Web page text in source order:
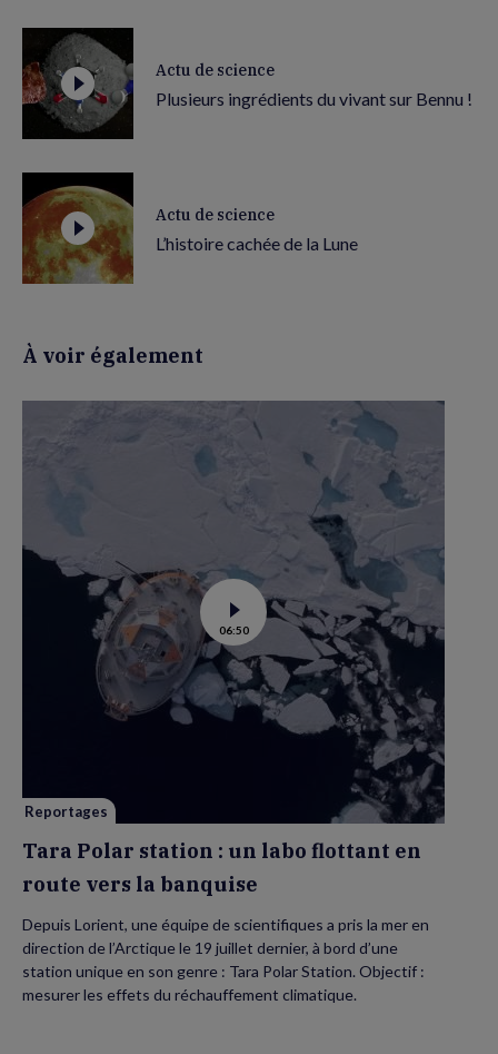
Actu de science
Plusieurs ingrédients du vivant sur Bennu !
Actu de science
L’histoire cachée de la Lune
À voir également
Voir
la
vidéo
de
Tara
Polar
station
:
la
06:50
Reportages
Tara Polar station : un labo flottant en
route vers la banquise
Depuis Lorient, une équipe de scientifiques a pris la mer en
direction de l’Arctique le 19 juillet dernier, à bord d’une
station unique en son genre : Tara Polar Station. Objectif :
mesurer les effets du réchauffement climatique.